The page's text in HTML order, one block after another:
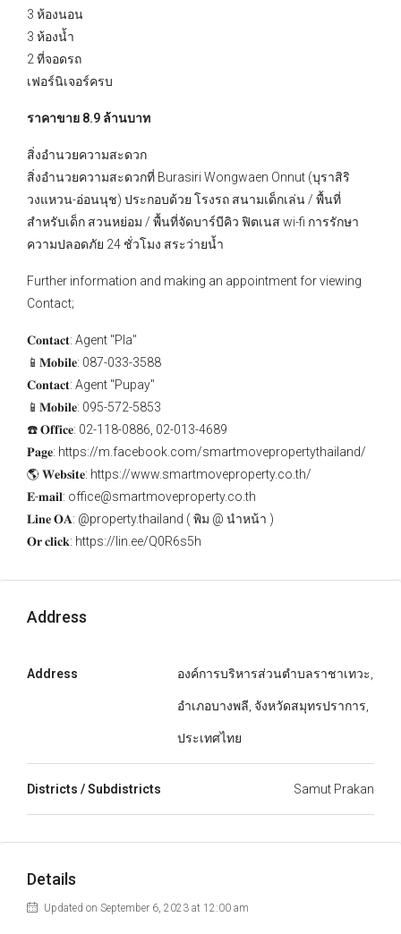
3 ห้องนอน
3 ห้องน้ำ
2 ที่จอดรถ
เฟอร์นิเจอร์ครบ
ราคาขาย 8.9 ล้านบาท
สิ่งอำนวยความสะดวก
สิ่งอำนวยความสะดวกที่ Burasiri Wongwaen Onnut (บุราสิริ
วงแหวน-อ่อนนุช) ประกอบด้วย โรงรถ สนามเด็กเล่น / พื้นที่
สำหรับเด็ก สวนหย่อม / พื้นที่จัดบาร์บีคิว ฟิตเนส wi-fi การรักษา
ความปลอดภัย 24 ชั่วโมง สระว่ายน้ำ
Further information and making an appointment for viewing
Contact;
𝐂𝐨𝐧𝐭𝐚𝐜𝐭: Agent "Pla"
📱𝐌𝐨𝐛𝐢𝐥𝐞: 087-033-3588
𝐂𝐨𝐧𝐭𝐚𝐜𝐭: Agent "Pupay"
📱𝐌𝐨𝐛𝐢𝐥𝐞: 095-572-5853
☎️ 𝐎𝐟𝐟𝐢𝐜𝐞: 02-118-0886, 02-013-4689
𝐏𝐚𝐠𝐞: https://m.facebook.com/smartmovepropertythailand/
🌎 𝐖𝐞𝐛𝐬𝐢𝐭𝐞: https://www.smartmoveproperty.co.th/
𝐄-𝐦𝐚𝐢𝐥: office@smartmoveproperty.co.th
𝐋𝐢𝐧𝐞 𝐎𝐀: @property.thailand ( พิม @ นำหน้า )
𝐎𝐫 𝐜𝐥𝐢𝐜𝐤: https://lin.ee/Q0R6s5h
Address
Address องค์การบริหารส่วนตำบลราชาเทวะ,
อำเภอบางพลี, จังหวัดสมุทรปราการ,
ประเทศไทย
Districts / Subdistricts Samut Prakan
Details
Updated on September 6, 2023 at 12:00 am